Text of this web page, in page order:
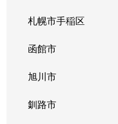
札幌市手稲区
函館市
旭川市
釧路市